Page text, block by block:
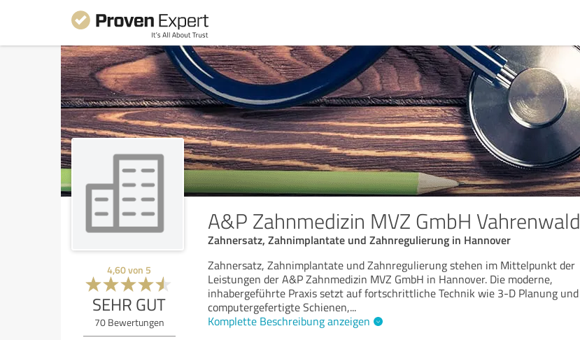
A&P Zahnmedizin MVZ GmbH Vahrenwald
Zahnersatz, Zahnimplantate und Zahnregulierung in Hannover
4,60von 5
SEHR GUT
70Bewertungen
Zahnersatz, Zahnimplantate und Zahnregulierung stehen im Mittelpunkt der
Leistungen der A&P Zahnmedizin MVZ GmbH in Hannover. Die moderne,
inhabergeführte Praxis setzt auf fortschrittliche Technik wie 3-D Planung und
computergefertigte Schienen,...
Komplette Beschreibung anzeigen